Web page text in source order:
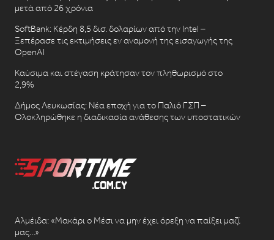
μετά από 26 χρόνια
SoftBank: Κέρδη 8,5 δισ. δολαρίων από την Intel –
Ξεπέρασε τις εκτιμήσεις εν αναμονή της εισαγωγής της
OpenAI
Καύσιμα και στέγαση κράτησαν τον πληθωρισμό στο
2,9%
Δήμος Λευκωσίας: Νέα εποχή για το Παλιό ΓΣΠ –
Ολοκληρώθηκε η διαδικασία ανάθεσης των υποστατικών
Αλμέιδα: «Μακάρι ο Μέσι να μην έχει όρεξη να παίξει μαζί
μας…»